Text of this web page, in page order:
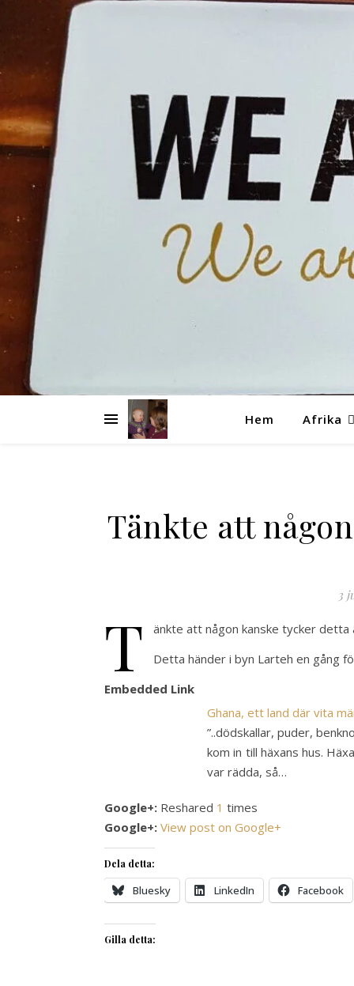
Hem Afrika
Tänkte att
3
T
änkte att någon kanske tycker
Detta händer i byn Larteh en gång
Embedded Link
Ghana, ett land där vita
”..dödskallar, puder,
kom in till häxans hus.
var rädda, så…
Google+: Reshared 1 times
Google+: View post on Google+
Dela detta:
Bluesky LinkedIn Facebook
Gilla detta: